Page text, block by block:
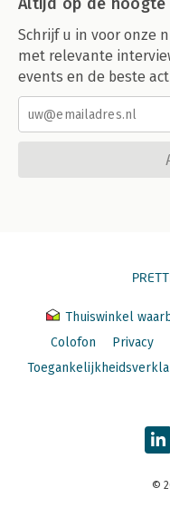
Schrijf u in voor onze
met relevante
events en de beste
Thuiswinkel
Colofon
Privacy
©